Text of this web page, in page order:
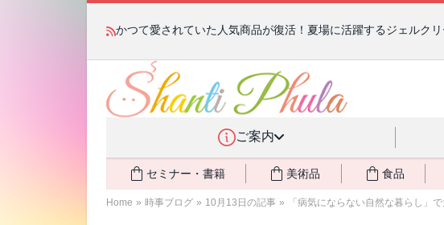
かつて愛されていた人気商品が復活！夏場に活躍するジェルク
ご案内
セミナー・書籍 美術品 食品
Home » 時事ブログ » 10月13日の記事 » 「病気にならない自然な暮らし」